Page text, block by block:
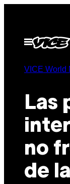
contenido
Abrir
Menú
VICE World
Las
no
de